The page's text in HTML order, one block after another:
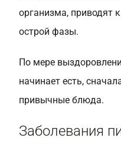
организма, приводят
острой фазы.
По мере
начинает есть,
привычные блюда.
Заболевания